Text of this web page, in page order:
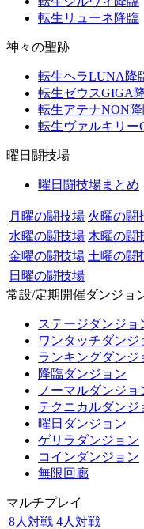
転生リューネ降臨
神々の聖跡
転生ヘラLUNA降
転生ゼウスGIGA
転生アテナNON
転生ヴァルキリー
曜日闘技場
曜日闘技場まとめ
月曜の闘技場 火曜の闘
水曜の闘技場 木曜の闘
金曜の闘技場 土曜の闘
日曜の闘技場
常設/定期開催ダンジョ
ステージダンジョ
ワンタッチダンジ
ランキングダンジ
降臨ダンジョン
ノーマルダンジョ
テクニカルダンジ
曜日ダンジョン
ゲリラダンジョン
コインダンジョン
無限回廊
マルチプレイ
8人対戦 4人対戦